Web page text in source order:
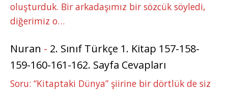
oluşturduk. Bir arkadaşımız bir sözcük söyledi,
diğerimiz o…
Nuran - 2. Sınıf Türkçe 1. Kitap 157-158-
159-160-161-162. Sayfa Cevapları
Soru: “Kitaptaki Dünya” şiirine bir dörtlük de siz